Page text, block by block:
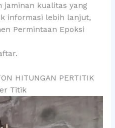
jaminan kualitas yang
informasi lebih lanjut,
Permintaan Epoksi
HITUNGAN PERTITIK
Titik